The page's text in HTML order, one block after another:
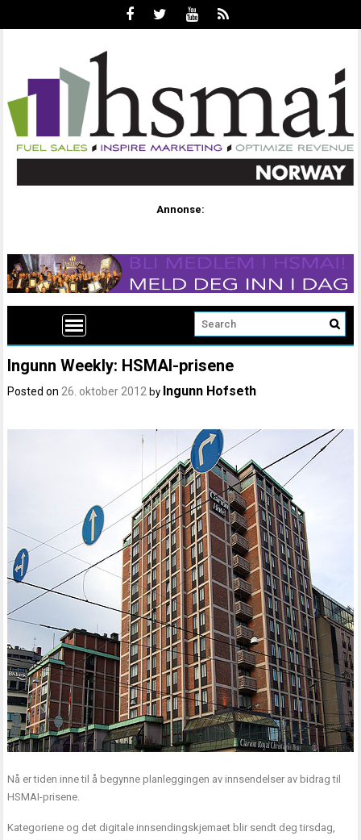
Annonse:
Ingunn Weekly: HSMAI-prisene
Posted on26. oktober 2012 by Ingunn Hofseth
Nå er tiden inne til å begynne planleggingen av innsendelser av bidrag til
HSMAI-prisene.
Kategoriene og det digitale innsendingskjemaet blir sendt deg tirsdag,